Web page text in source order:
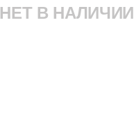
НЕТ В НАЛИЧИИ